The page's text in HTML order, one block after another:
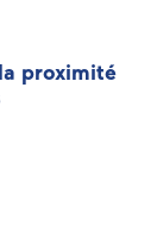
proximité